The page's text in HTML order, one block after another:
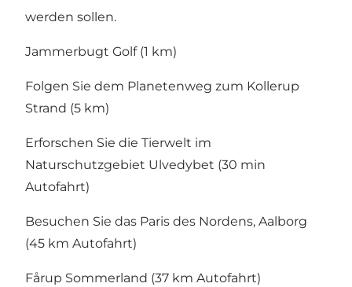
werden sollen.
Jammerbugt Golf (1 km)
Folgen Sie dem Planetenweg zum Kollerup
Strand (5 km)
Erforschen Sie die Tierwelt im
Naturschutzgebiet Ulvedybet (30 min
Autofahrt)
Besuchen Sie das Paris des Nordens, Aalborg
(45 km Autofahrt)
Fårup Sommerland (37 km Autofahrt)